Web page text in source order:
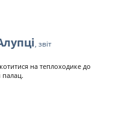
, звіт
на теплоходике до